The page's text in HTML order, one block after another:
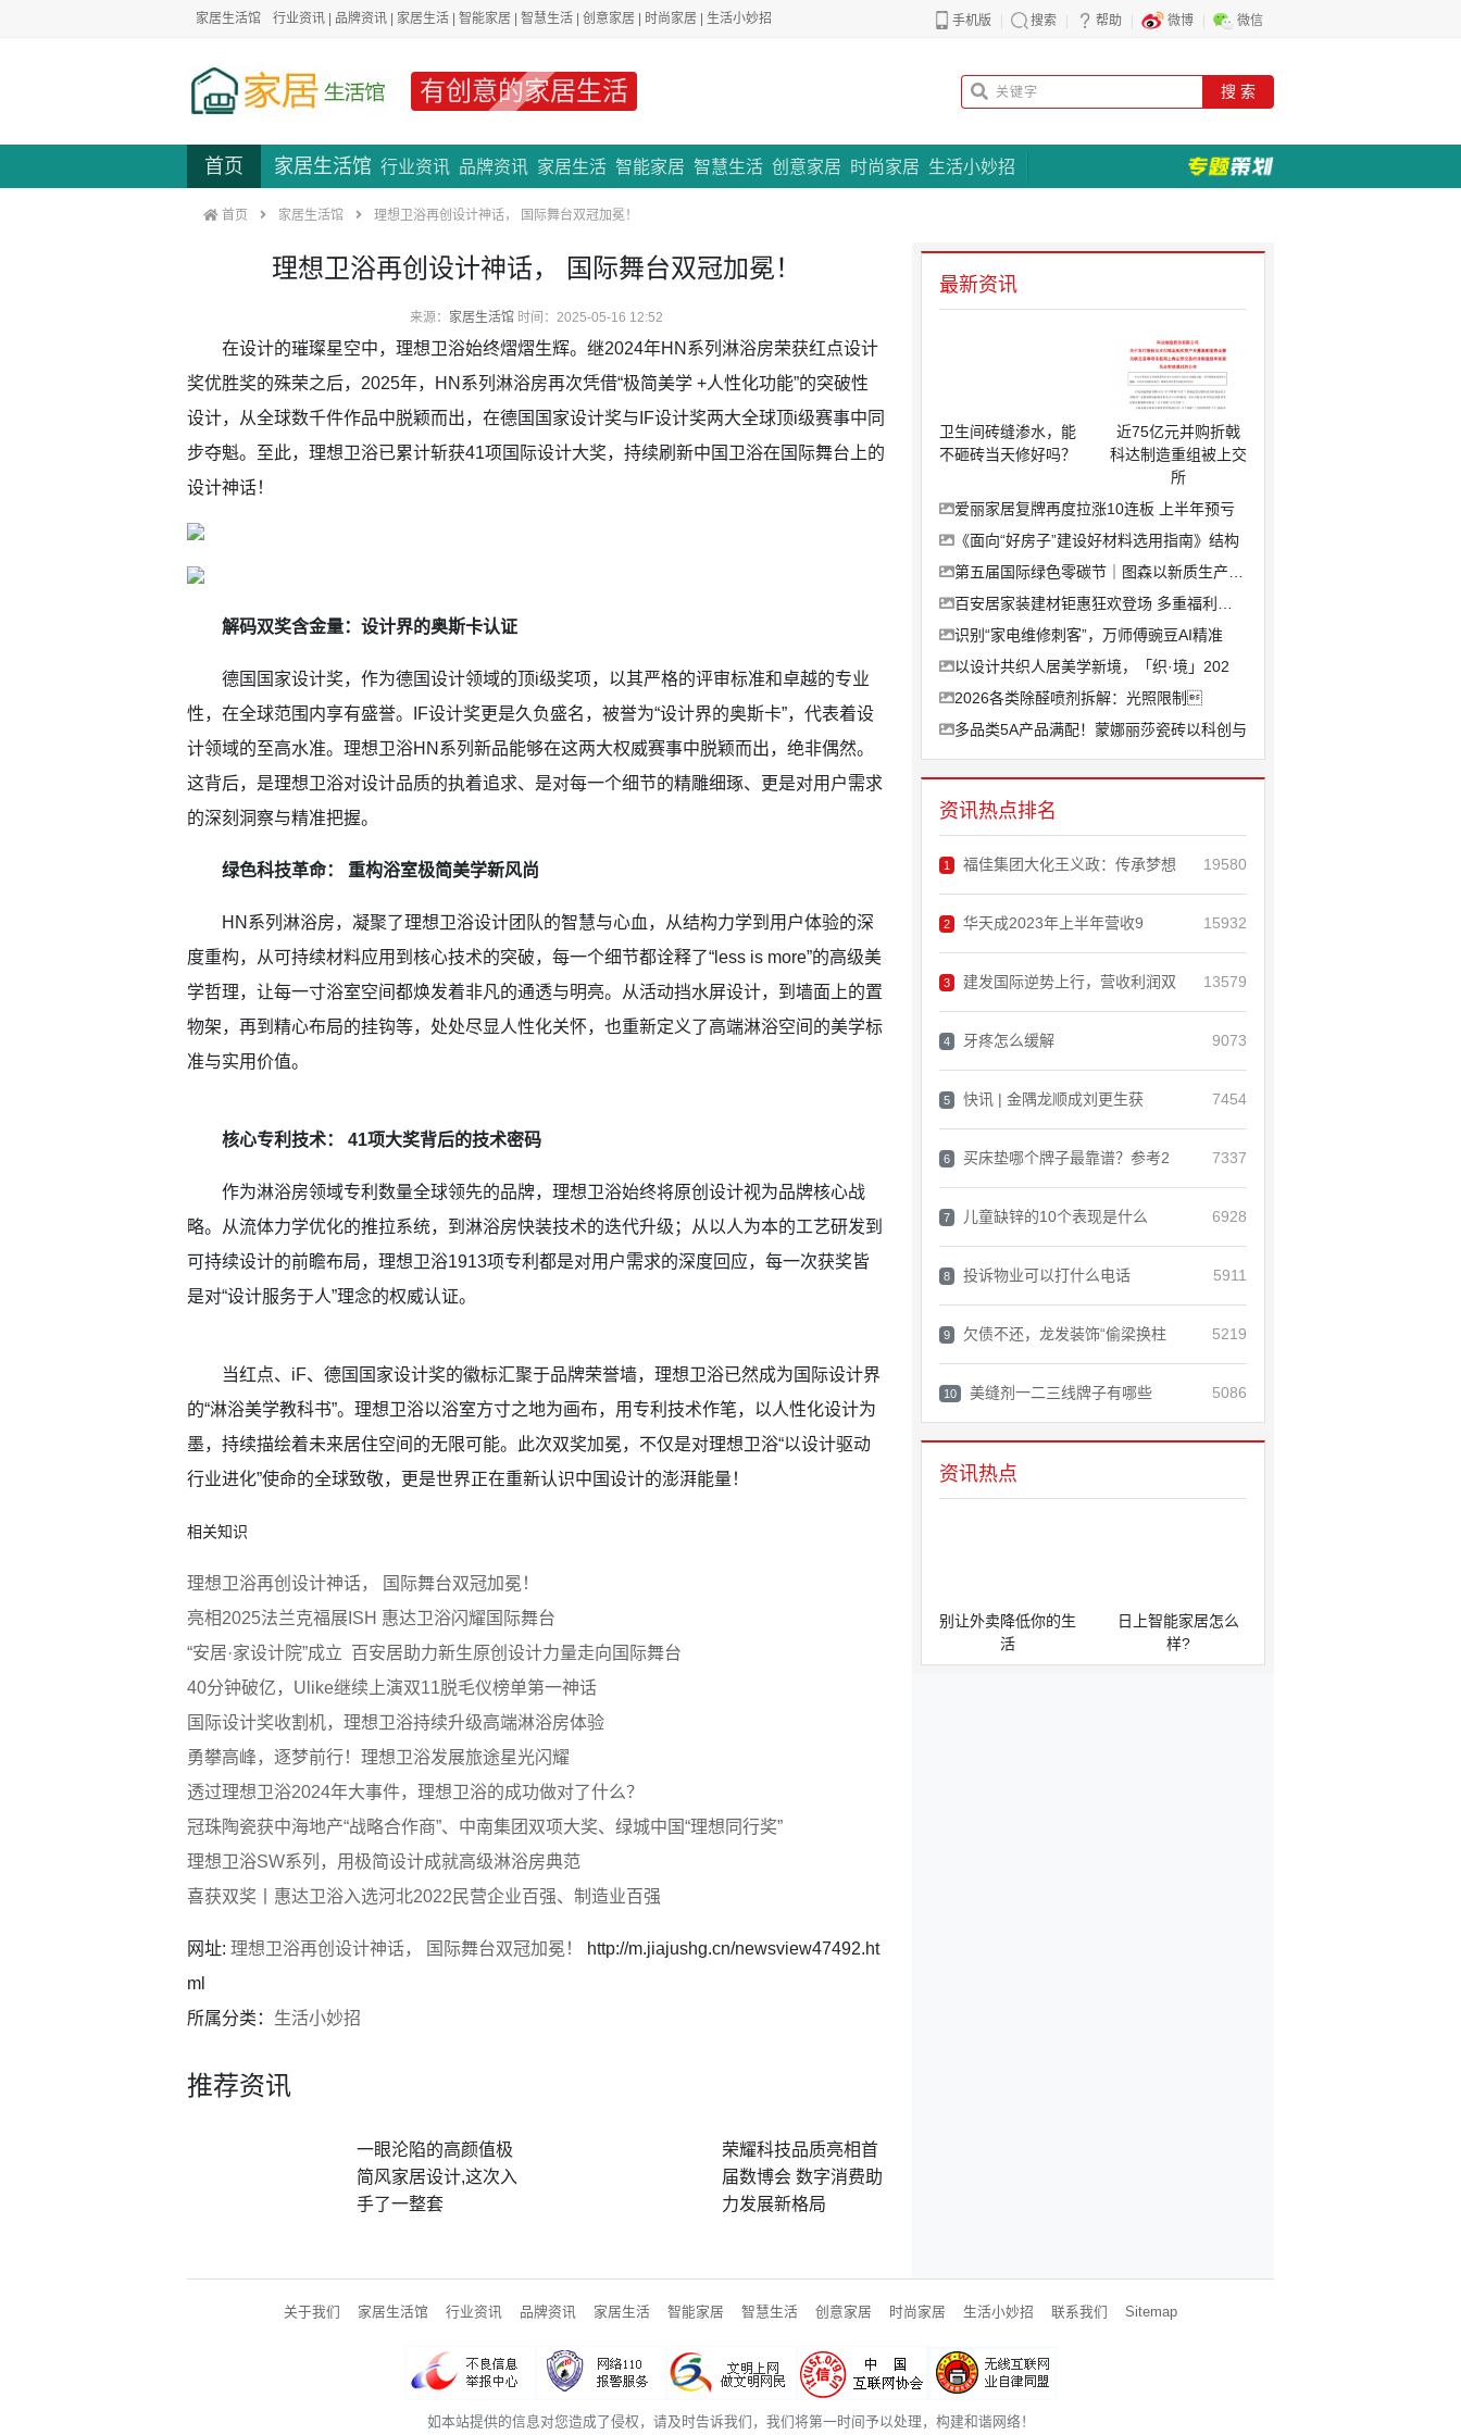
家居生活馆 行业资讯 | 品牌资讯 | 家居生活 | 智能家居 | 智慧生活 | 创意家居 | 时尚家居 | 生活小妙招 手机版 搜索 帮助 微博 微信
有创意的家居生活 搜 索
首页 家居生活馆 行业资讯 品牌资讯 家居生活 智能家居 智慧生活 创意家居 时尚家居 生活小妙招
专题策划
首页 家居生活馆 理想卫浴再创设计神话， 国际舞台双冠加冕！
理想卫浴再创设计神话， 国际舞台双冠加冕！
来源： 家居生活馆时间：2025-05-16 12:52
在设计的璀璨星空中，理想卫浴始终熠熠生辉。继2024年HN系列淋浴房荣获红点设计
奖优胜奖的殊荣之后，2025年，HN系列淋浴房再次凭借“极简美学 +人性化功能”的突破性
设计，从全球数千件作品中脱颖而出，在德国国家设计奖与IF设计奖两大全球顶i级赛事中同
步夺魁。至此，理想卫浴已累计斩获41项国际设计大奖，持续刷新中国卫浴在国际舞台上的
设计神话！
解码双奖含金量：设计界的奥斯卡认证
德国国家设计奖，作为德国设计领域的顶i级奖项，以其严格的评审标准和卓越的专业
性，在全球范围内享有盛誉。IF设计奖更是久负盛名，被誉为“设计界的奥斯卡”，代表着设
计领域的至高水准。理想卫浴HN系列新品能够在这两大权威赛事中脱颖而出，绝非偶然。
这背后，是理想卫浴对设计品质的执着追求、是对每一个细节的精雕细琢、更是对用户需求
的深刻洞察与精准把握。
绿色科技革命： 重构浴室极简美学新风尚
HN系列淋浴房，凝聚了理想卫浴设计团队的智慧与心血，从结构力学到用户体验的深
度重构，从可持续材料应用到核心技术的突破，每一个细节都诠释了“less is more”的高级美
学哲理，让每一寸浴室空间都焕发着非凡的通透与明亮。从活动挡水屏设计，到墙面上的置
物架，再到精心布局的挂钩等，处处尽显人性化关怀，也重新定义了高端淋浴空间的美学标
准与实用价值。
核心专利技术： 41项大奖背后的技术密码
作为淋浴房领域专利数量全球领先的品牌，理想卫浴始终将原创设计视为品牌核心战
略。从流体力学优化的推拉系统，到淋浴房快装技术的迭代升级；从以人为本的工艺研发到
可持续设计的前瞻布局，理想卫浴1913项专利都是对用户需求的深度回应，每一次获奖皆
是对“设计服务于人”理念的权威认证。
当红点、iF、德国国家设计奖的徽标汇聚于品牌荣誉墙，理想卫浴已然成为国际设计界
的“淋浴美学教科书”。理想卫浴以浴室方寸之地为画布，用专利技术作笔，以人性化设计为
墨，持续描绘着未来居住空间的无限可能。此次双奖加冕，不仅是对理想卫浴“以设计驱动
行业进化”使命的全球致敬，更是世界正在重新认识中国设计的澎湃能量！
相关知识
理想卫浴再创设计神话， 国际舞台双冠加冕！
亮相2025法兰克福展ISH 惠达卫浴闪耀国际舞台
“安居·家设计院”成立 百安居助力新生原创设计力量走向国际舞台
40分钟破亿，Ulike继续上演双11脱毛仪榜单第一神话
国际设计奖收割机，理想卫浴持续升级高端淋浴房体验
勇攀高峰，逐梦前行！理想卫浴发展旅途星光闪耀
透过理想卫浴2024年大事件，理想卫浴的成功做对了什么？
冠珠陶瓷获中海地产“战略合作商”、中南集团双项大奖、绿城中国“理想同行奖”
理想卫浴SW系列，用极简设计成就高级淋浴房典范
喜获双奖丨惠达卫浴入选河北2022民营企业百强、制造业百强
网址: 理想卫浴再创设计神话， 国际舞台双冠加冕！
http://m.jiajushg.cn/newsview47492.ht
ml
所属分类： 生活小妙招
推荐资讯
一眼沦陷的高颜值极
简风家居设计,这次入
手了一整套
荣耀科技品质亮相首
届数博会 数字消费助
力发展新格局
最新资讯
卫生间砖缝渗水，能
不砸砖当天修好吗？
近75亿元并购折戟
科达制造重组被上交
所
爱丽家居复牌再度拉涨10连板 上半年预亏
《面向“好房子”建设好材料选用指南》结构
第五届国际绿色零碳节｜图森以新质生产力锚
百安居家装建材钜惠狂欢登场 多重福利助力
识别“家电维修刺客”，万师傅豌豆AI精准
以设计共织人居美学新境，「织·境」202
2026各类除醛喷剂拆解：光照限制
多品类5A产品满配！蒙娜丽莎瓷砖以科创与
资讯热点排名
1 福佳集团大化王义政：传承梦想 19580
2 华天成2023年上半年营收9 15932
3 建发国际逆势上行，营收利润双 13579
4 牙疼怎么缓解 9073
5 快讯 | 金隅龙顺成刘更生获 7454
6 买床垫哪个牌子最靠谱？参考2 7337
7 儿童缺锌的10个表现是什么 6928
8 投诉物业可以打什么电话 5911
9 欠债不还，龙发装饰“偷梁换柱 5219
10 美缝剂一二三线牌子有哪些 5086
资讯热点
别让外卖降低你的生
活
日上智能家居怎么
样?
关于我们 家居生活馆 行业资讯 品牌资讯 家居生活 智能家居 智慧生活 创意家居 时尚家居 生活小妙招 联系我们 Sitemap
如本站提供的信息对您造成了侵权，请及时告诉我们，我们将第一时间予以处理，构建和谐网络！